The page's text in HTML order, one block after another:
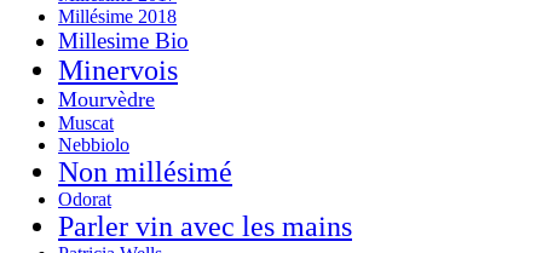
Millésime 2018
Millesime Bio
Minervois
Mourvèdre
Muscat
Nebbiolo
Non millésimé
Odorat
Parler vin avec les mains